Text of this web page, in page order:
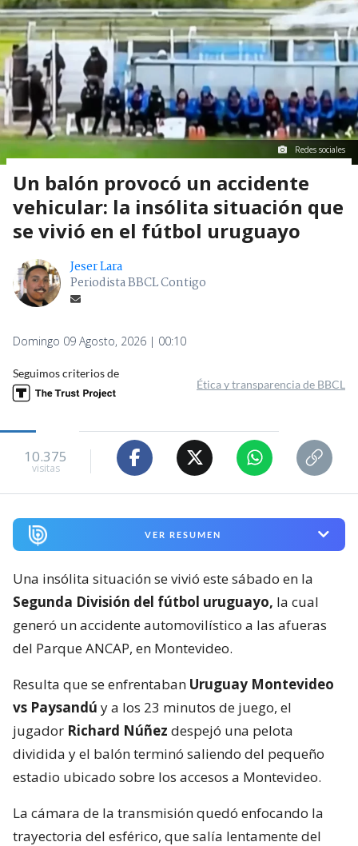
Redes sociales
Un balón provocó un accidente
vehicular: la insólita situación que
se vivió en el fútbol uruguayo
Jeser Lara
Periodista BBCL Contigo
Domingo 09 Agosto, 2026 | 00:10
Seguimos criterios de
Ética y transparencia de BBCL
10.375
visitas
VER RESUMEN
Una insólita situación se vivió este sábado en la
Segunda División del fútbol uruguayo, la cual
generó un accidente automovilístico a las afueras
del Parque ANCAP, en Montevideo.
Resulta que se enfrentaban Uruguay Montevideo
vs Paysandú y a los 23 minutos de juego, el
jugador Richard Núñez despejó una pelota
dividida y el balón terminó saliendo del pequeño
estadio ubicado sobre los accesos a Montevideo.
La cámara de la transmisión quedó enfocando la
trayectoria del esférico, que salía lentamente del